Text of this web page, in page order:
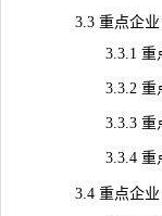
3.3 重点企业
3.3.1 重点企
3.3.2 重点企
3.3.3 重点企
3.3.4 重点企
3.4 重点企业